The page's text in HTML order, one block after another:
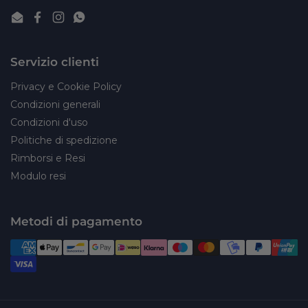
EmailFacebook
InstagramWhatsApp
Servizio clienti
Privacy e Cookie Policy
Condizioni generali
Condizioni d'uso
Politiche di spedizione
Rimborsi e Resi
Modulo resi
Metodi di pagamento